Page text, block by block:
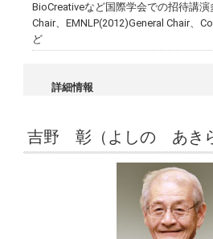
BioCreativeなど国際学会での招待講演
Chair、EMNLP(2012)General Chair、
ど
詳細情報
吉野 彰（よしの あき